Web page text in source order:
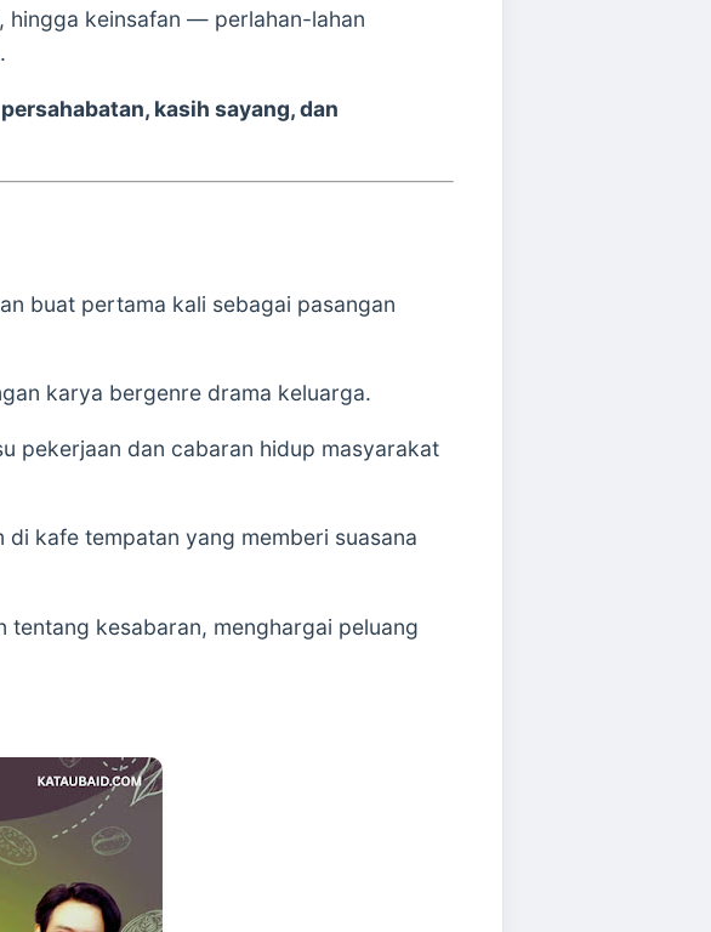
hingga keinsafan — perlahan-lahan
persahabatan, kasih sayang, dan
buat pertama kali sebagai pasangan
karya bergenre drama keluarga.
pekerjaan dan cabaran hidup masyarakat
kafe tempatan yang memberi suasana
tentang kesabaran, menghargai peluang